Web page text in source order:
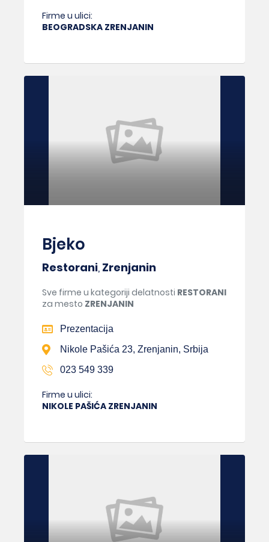
Firme u ulici:
BEOGRADSKA ZRENJANIN
Bjeko
Restorani, Zrenjanin
Sve firme u kategoriji delatnosti RESTORANI
za mesto ZRENJANIN
Prezentacija
Nikole Pašića 23, Zrenjanin, Srbija
023 549 339
Firme u ulici:
NIKOLE PAŠIĆA ZRENJANIN